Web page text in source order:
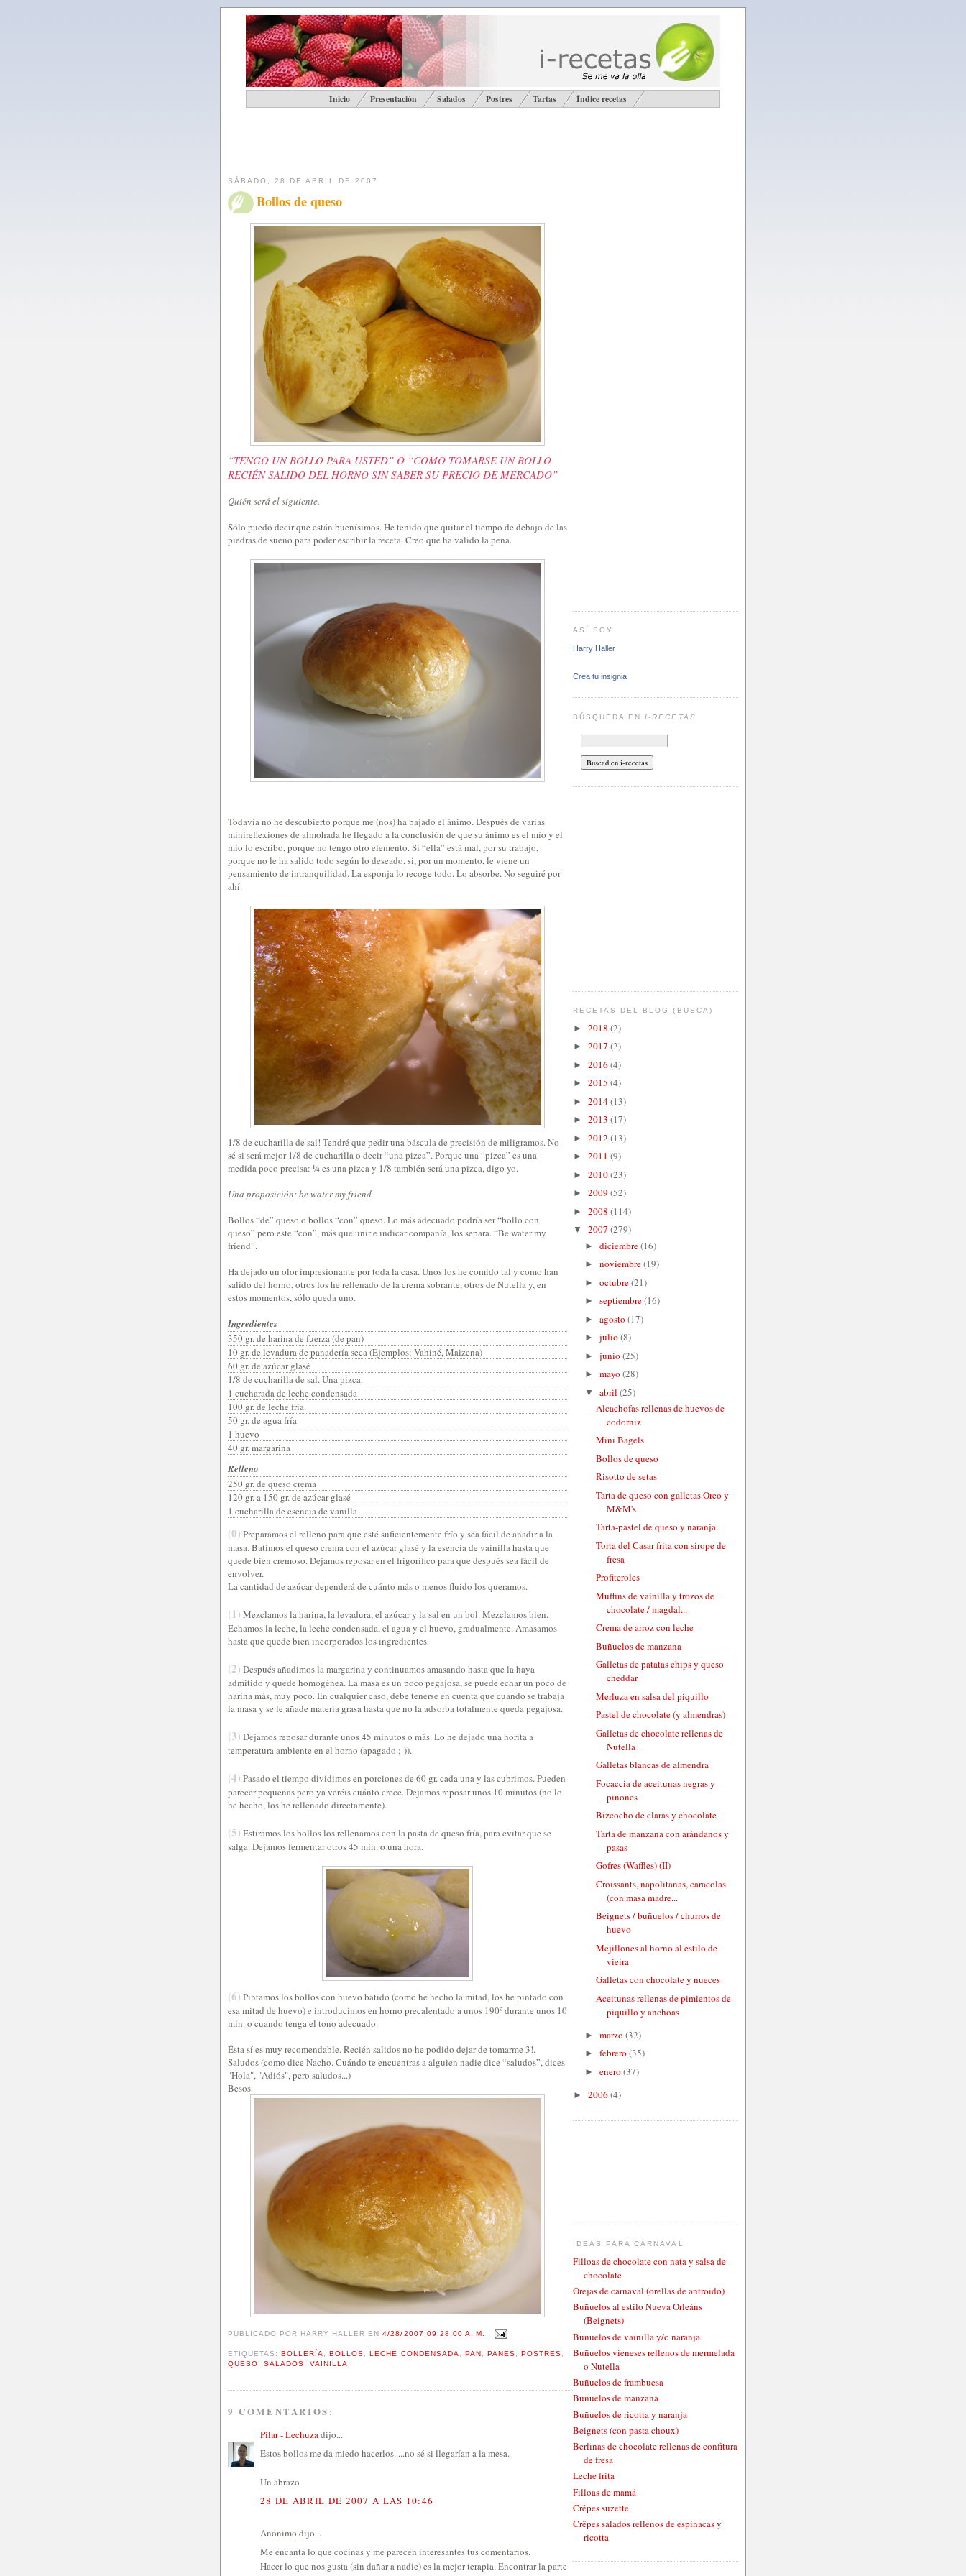
Inicio Presentación Salados Postres Tartas Índice recetas
SÁBADO, 28 DE ABRIL DE 2007
Bollos de queso
“TENGO UN BOLLO PARA USTED” O “COMO TOMARSE UN BOLLO
RECIÉN SALIDO DEL HORNO SIN SABER SU PRECIO DE MERCADO”
Quién será el siguiente.
Sólo puedo decir que están buenísimos. He tenido que quitar el tiempo de debajo de las
piedras de sueño para poder escribir la receta. Creo que ha valido la pena.
Todavía no he descubierto porque me (nos) ha bajado el ánimo. Después de varias
minireflexiones de almohada he llegado a la conclusión de que su ánimo es el mío y el
mío lo escribo, porque no tengo otro elemento. Si “ella” está mal, por su trabajo,
porque no le ha salido todo según lo deseado, si, por un momento, le viene un
pensamiento de intranquilidad. La esponja lo recoge todo. Lo absorbe. No seguiré por
ahí.
1/8 de cucharilla de sal! Tendré que pedir una báscula de precisión de miligramos. No
sé si será mejor 1/8 de cucharilla o decir “una pizca”. Porque una “pizca” es una
medida poco precisa: ¼ es una pizca y 1/8 también será una pizca, digo yo.
Una proposición: be water my friend
Bollos “de” queso o bollos “con” queso. Lo más adecuado podría ser “bollo con
queso” pero este “con”, más que unir e indicar compañía, los separa. “Be water my
friend”.
Ha dejado un olor impresionante por toda la casa. Unos los he comido tal y como han
salido del horno, otros los he rellenado de la crema sobrante, otros de Nutella y, en
estos momentos, sólo queda uno.
Ingredientes
350 gr. de harina de fuerza (de pan)
10 gr. de levadura de panadería seca (Ejemplos: Vahiné, Maizena)
60 gr. de azúcar glasé
1/8 de cucharilla de sal. Una pizca.
1 cucharada de leche condensada
100 gr. de leche fría
50 gr. de agua fría
1 huevo
40 gr. margarina
Relleno
250 gr. de queso crema
120 gr. a 150 gr. de azúcar glasé
1 cucharilla de esencia de vanilla
(0) Preparamos el relleno para que esté suficientemente frío y sea fácil de añadir a la
masa. Batimos el queso crema con el azúcar glasé y la esencia de vainilla hasta que
quede bien cremoso. Dejamos reposar en el frigorífico para que después sea fácil de
envolver.
La cantidad de azúcar dependerá de cuánto más o menos fluido los queramos.
(1) Mezclamos la harina, la levadura, el azúcar y la sal en un bol. Mezclamos bien.
Echamos la leche, la leche condensada, el agua y el huevo, gradualmente. Amasamos
hasta que quede bien incorporados los ingredientes.
(2) Después añadimos la margarina y continuamos amasando hasta que la haya
admitido y quede homogénea. La masa es un poco pegajosa, se puede echar un poco de
harina más, muy poco. En cualquier caso, debe tenerse en cuenta que cuando se trabaja
la masa y se le añade materia grasa hasta que no la adsorba totalmente queda pegajosa.
(3) Dejamos reposar durante unos 45 minutos o más. Lo he dejado una horita a
temperatura ambiente en el horno (apagado ;-)).
(4) Pasado el tiempo dividimos en porciones de 60 gr. cada una y las cubrimos. Pueden
parecer pequeñas pero ya veréis cuánto crece. Dejamos reposar unos 10 minutos (no lo
he hecho, los he rellenado directamente).
(5) Estiramos los bollos los rellenamos con la pasta de queso fría, para evitar que se
salga. Dejamos fermentar otros 45 min. o una hora.
(6) Pintamos los bollos con huevo batido (como he hecho la mitad, los he pintado con
esa mitad de huevo) e introducimos en horno precalentado a unos 190º durante unos 10
min. o cuando tenga el tono adecuado.
Ésta sí es muy recomendable. Recién salidos no he podido dejar de tomarme 3!.
Saludos (como dice Nacho. Cuándo te encuentras a alguien nadie dice “saludos”, dices
"Hola", "Adiós", pero saludos...)
Besos.
PUBLICADO POR HARRY HALLER EN4/28/2007 09:28:00 A. M.
ETIQUETAS:BOLLERÍA ,BOLLOS ,LECHE CONDENSADA PAN PANES POSTRES
QUESO ,SALADOS ,VAINILLA
9 COMENTARIOS:
Pilar - Lechuzadijo...
Estos bollos me da miedo hacerlos.....no sé si llegarían a la mesa.
Un abrazo
28 DE ABRIL DE 2007 A LAS 10:46
Anónimo dijo...
Me encanta lo que cocinas y me parecen interesantes tus comentarios.
Hacer lo que nos gusta (sin dañar a nadie) es la mejor terapia. Encontrar la parte
ASÍ SOY
Harry Haller
Crea tu insignia
BÚSQUEDA ENI-RECETAS
RECETAS DEL BLOG (BUSCA)
► 2018 (2)
► 2017 (2)
► 2016 (4)
► 2015 (4)
► 2014(13)
► 2013 (17)
► 2012 (13)
► 2011 (9)
► 2010(23)
► 2009 (52)
► 2008 (114)
▼ 2007 (279)
► diciembre(16)
► noviembre(19)
► octubre(21)
► septiembre(16)
► agosto (17)
► julio (8)
► junio (25)
► mayo (28)
▼ abril (25)
Alcachofas rellenas de huevos de
codorniz
Mini Bagels
Bollos de queso
Risotto de setas
Tarta de queso con galletas Oreo y
M&M's
Tarta-pastel de queso y naranja
Torta del Casar frita con sirope de
fresa
Profiteroles
Muffins de vainilla y trozos de
chocolate / magdal...
Crema de arroz con leche
Buñuelos de manzana
Galletas de patatas chips y queso
cheddar
Merluza en salsa del piquillo
Pastel de chocolate (y almendras)
Galletas de chocolate rellenas de
Nutella
Galletas blancas de almendra
Focaccia de aceitunas negras y
piñones
Bizcocho de claras y chocolate
Tarta de manzana con arándanos y
pasas
Gofres (Waffles) (II)
Croissants, napolitanas, caracolas
(con masa madre...
Beignets / buñuelos / churros de
huevo
Mejillones al horno al estilo de
vieira
Galletas con chocolate y nueces
Aceitunas rellenas de pimientos de
piquillo y anchoas
► marzo (32)
► febrero (35)
► enero (37)
► 2006 (4)
IDEAS PARA CARNAVAL
Filloas de chocolate con nata y salsa de
chocolate
Orejas de carnaval (orellas de antroido)
Buñuelos al estilo Nueva Orleáns
(Beignets)
Buñuelos de vainilla y/o naranja
Buñuelos vieneses rellenos de mermelada
o Nutella
Buñuelos de frambuesa
Buñuelos de manzana
Buñuelos de ricotta y naranja
Beignets (con pasta choux)
Berlinas de chocolate rellenas de confitura
de fresa
Leche frita
Filloas de mamá
Crêpes suzette
Crêpes salados rellenos de espinacas y
ricotta